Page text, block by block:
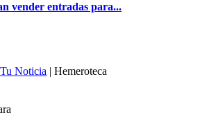
vender entradas para...
Tu Noticia | Hemeroteca